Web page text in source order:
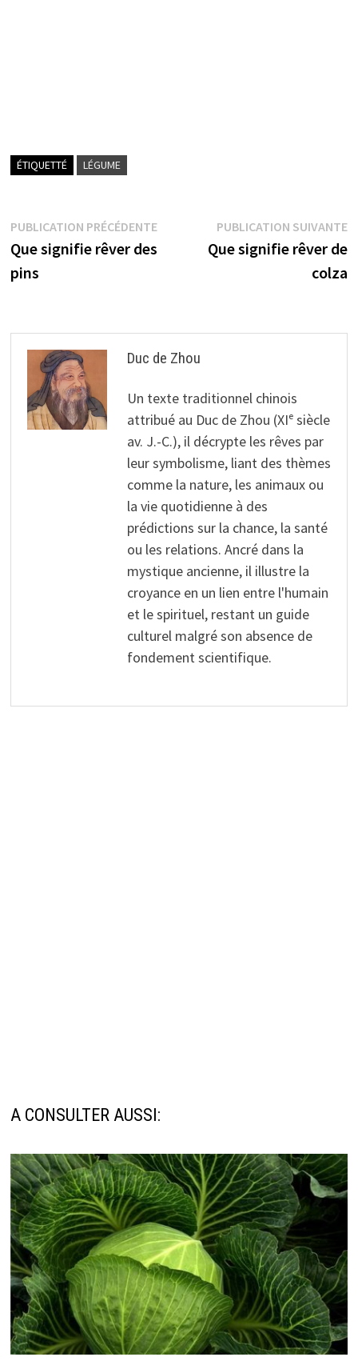
ÉTIQUETTÉ LÉGUME
Navigation
de
l’article
PUBLICATION PRÉCÉDENTEPublication
précédente :
Que signifie rêver des
pins
PUBLICATION SUIVANTE
Que signifie rêver de
colza
Duc de Zhou
Un texte traditionnel chinois
attribué au Duc de Zhou (XIᵉ siècle
av. J.-C.), il décrypte les rêves par
leur symbolisme, liant des thèmes
comme la nature, les animaux ou
la vie quotidienne à des
prédictions sur la chance, la santé
ou les relations. Ancré dans la
mystique ancienne, il illustre la
croyance en un lien entre l'humain
et le spirituel, restant un guide
culturel malgré son absence de
fondement scientifique.
A CONSULTER AUSSI: